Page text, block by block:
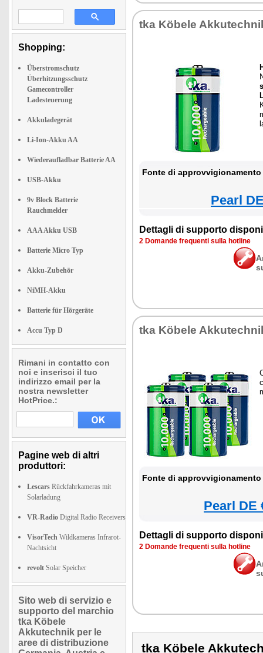
Shopping:
Überstromschutz
Überhitzungsschutz
Gamecontroller
Ladesteuerung
Akkuladegerät
Li-Ion-Akku AA
Wiederaufladbar Batterie AA
USB-Akku
9v Block Batterie
Rauchmelder
AAA Akku USB
Batterie Micro Typ
Akku-Zubehör
NiMH-Akku
Batterie für Hörgeräte
Accu Typ D
Rimani in contatto con
noi e inserisci il tuo
indirizzo email per la
nostra newsletter
HotPrice.:
Pagine web di altri
produttori:
Lescars Rückfahrkameras mit
Solarladung
VR-Radio Digital Radio Receivers
VisorTech Wildkameras Infrarot-
Nachtsicht
revolt Solar Speicher
Sito web di servizio e
supporto del marchio
tka Köbele
Akkutechnik per le
aree di distribuzione
tka Köbele
Fonte di
Pearl
Dettagli di supporto
2 Domande frequenti sulla hotline
tka Köbele
Fonte di
Pearl DE
Dettagli di supporto
2 Domande frequenti sulla hotline
tka Köbele